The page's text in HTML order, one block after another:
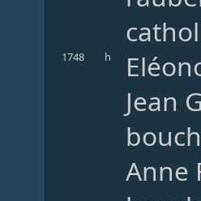
1748 h
Jean
Anne